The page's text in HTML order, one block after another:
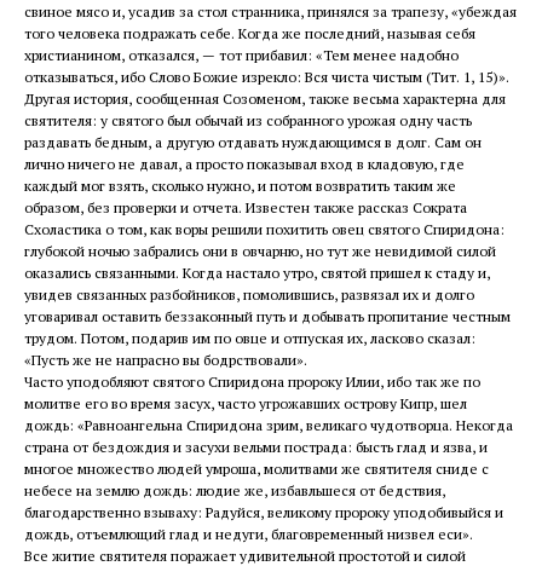
свиное мясо и, усадив за стол странника, принялся за трапезу, «убеждая
того человека подражать себе. Когда же последний, называя себя
христианином, отказался, — тот прибавил: «Тем менее надобно
отказываться, ибо Слово Божие изрекло: Вся чиста чистым (Тит. 1, 15)».
Другая история, сообщенная Созоменом, также весьма характерна для
святителя: у святого был обычай из собранного урожая одну часть
раздавать бедным, а другую отдавать нуждающимся в долг. Сам он
лично ничего не давал, а просто показывал вход в кладовую, где
каждый мог взять, сколько нужно, и потом возвратить таким же
образом, без проверки и отчета. Известен также рассказ Сократа
Схоластика о том, как воры решили похитить овец святого Спиридона:
глубокой ночью забрались они в овчарню, но тут же невидимой силой
оказались связанными. Когда настало утро, святой пришел к стаду и,
увидев связанных разбойников, помолившись, развязал их и долго
уговаривал оставить беззаконный путь и добывать пропитание честным
трудом. Потом, подарив им по овце и отпуская их, ласково сказал:
«Пусть же не напрасно вы бодрствовали».
Часто уподобляют святого Спиридона пророку Илии, ибо так же по
молитве его во время засух, часто угрожавших острову Кипр, шел
дождь: «Равноангельна Спиридона зрим, великаго чудотворца. Некогда
страна от бездождия и засухи вельми пострада: бысть глад и язва, и
многое множество людей умроша, молитвами же святителя сниде с
небесе на землю дождь: людие же, избавльшеся от бедствия,
благодарственно взываху: Радуйся, великому пророку уподобивыйся и
дождь, отъемлющий глад и недуги, благовременный низвел еси».
Все житие святителя поражает удивительной простотой и силой